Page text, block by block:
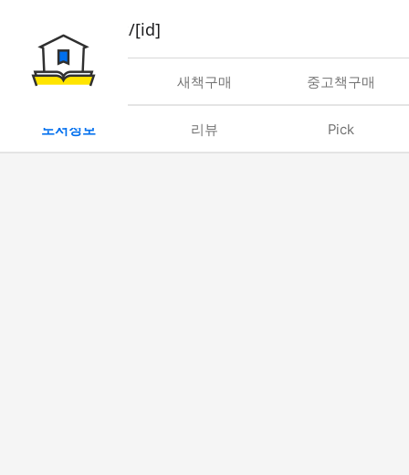
book/rent/[id]
대여 새책구매 중고책구매
도서정보 리뷰 Pick